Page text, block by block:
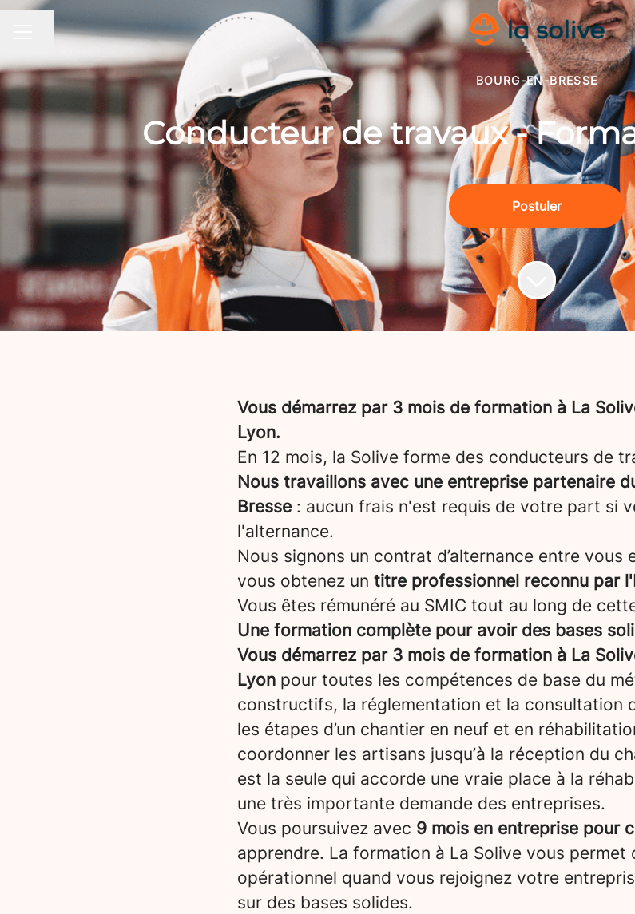
MENU CARRIÈRE
Partager la page
BOURG-EN-BRESSE
Conducteur de travaux -
Postuler
Vous démarrez par 3 mois de formation à La
Lyon.
En 12 mois, la Solive forme des conducteurs de
Nous travaillons avec une entreprise partenaire
Bresse : aucun frais n'est requis de votre part si
l'alternance.
Nous signons un contrat d’alternance entre vous
vous obtenez un titre professionnel reconnu par
Vous êtes rémunéré au SMIC tout au long de
Une formation complète pour avoir des bases
Vous démarrez par 3 mois de formation à La
Lyon pour toutes les compétences de base du
constructifs, la réglementation et la consultation
les étapes d’un chantier en neuf et en
coordonner les artisans jusqu’à la réception du
est la seule qui accorde une vraie place à la
une très importante demande des entreprises.
Vous poursuivez avec 9 mois en entreprise pour
apprendre. La formation à La Solive vous permet
opérationnel quand vous rejoignez votre
sur des bases solides.